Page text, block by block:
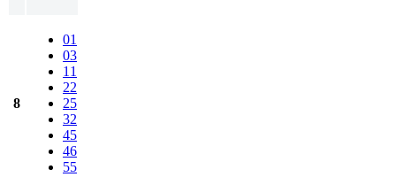
8
01
03
11
22
25
32
45
46
55